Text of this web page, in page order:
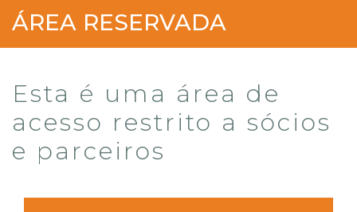
ÁREA RESERVADA
Esta é uma área de
acesso restrito a sócios
e parceiros